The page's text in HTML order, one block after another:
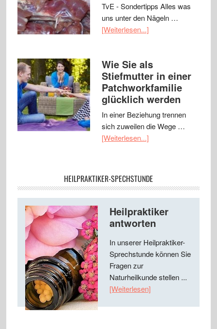
TvE - Sondertipps Alles was
uns unter den Nägeln …
[Weiterlesen...]
Wie Sie als
Stiefmutter in einer
Patchworkfamilie
glücklich werden
In einer Beziehung trennen
sich zuweilen die Wege …
[Weiterlesen...]
HEILPRAKTIKER-SPECHSTUNDE
Heilpraktiker
antworten
In unserer Heilpraktiker-
Sprechstunde können Sie
Fragen zur
Naturheilkunde stellen ...
[Weiterlesen]